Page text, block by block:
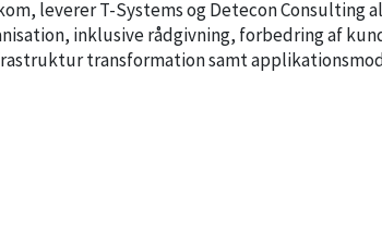
leverer T-Systems og Detecon Consulting
inklusive rådgivning, forbedring af
transformation samt